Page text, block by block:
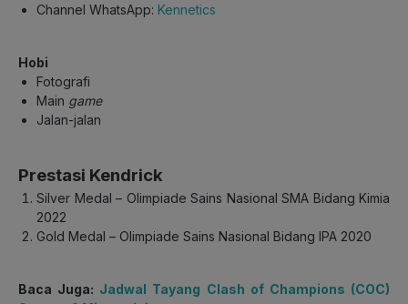
Channel WhatsApp: Kennetics
Hobi
Fotografi
Main game
Jalan-jalan
Prestasi Kendrick
Silver Medal – Olimpiade Sains Nasional SMA Bidang Kimia
2022
Gold Medal – Olimpiade Sains Nasional Bidang IPA 2020
Baca Juga: Jadwal Tayang Clash of Champions (COC)